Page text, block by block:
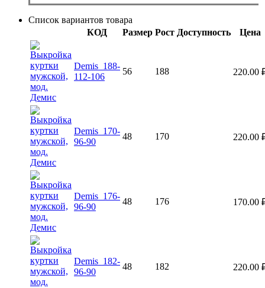
Список вариантов товара
КОД
Размер Рост Доступность Цена
Demis_188-
112-106
56 188 220.00
Demis_170-
96-90
48 170 220.00
Demis_176-
96-90
48 176 170.00
Demis_182-
96-90
48 182 220.00